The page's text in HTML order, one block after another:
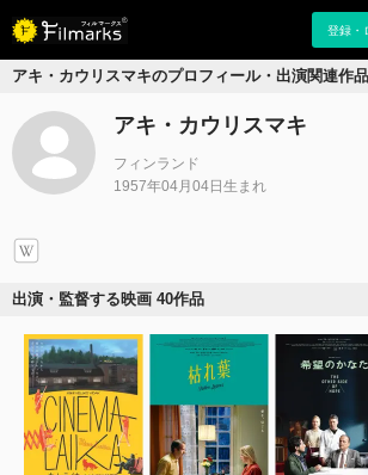
登録・
アキ・カウリスマキのプロフィール・出演関連作品
アキ・カウリスマキ
フィンランド
1957年04月04日生まれ
出演・監督する映画 40作品